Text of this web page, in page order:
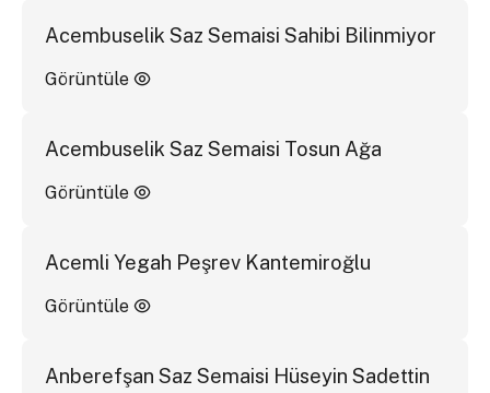
Acembuselik Saz Semaisi Sahibi Bilinmiyor
Görüntüle
Acembuselik Saz Semaisi Tosun Ağa
Görüntüle
Acemli Yegah Peşrev Kantemiroğlu
Görüntüle
Anberefşan Saz Semaisi Hüseyin Sadettin